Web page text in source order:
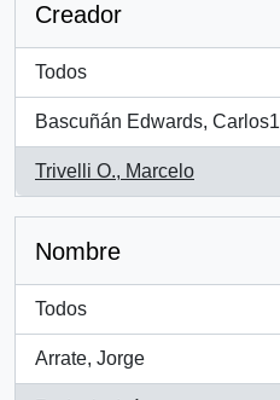
Creador
Todos
Bascuñán Edwards, Carlos1
, 1 resultados
Trivelli O., Marcelo
, 1 resultados
Nombre
Todos
Arrate, Jorge
, 1 resultados